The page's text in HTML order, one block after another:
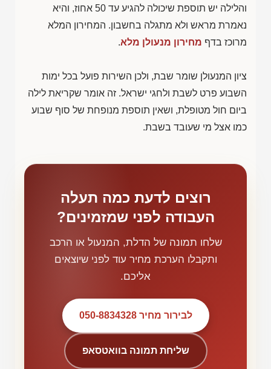
והלילה יש תוספת שיכולה להגיע עד 50 אחוז, והיא
נאמרת מראש ולא מתגלה בחשבון. המחירון המלא
מרוכז בדף מחירון מנעולן מלא.
ציון המנעולן שומר שבת, ולכן השירות פועל בכל ימות
השבוע פרט לשבת ולחגי ישראל. זה אומר שקריאת לילה
ביום חול מטופלת, ושאין תוספת מנופחת של סוף שבוע
כמו אצל מי שעובד בשבת.
רוצים לדעת כמה תעלה
העבודה לפני שמזמינים?
שלחו תמונה של הדלת, המנעול או הרכב
ותקבלו הערכת מחיר עוד לפני שיוצאים
אליכם.
לבירור מחיר 050-8834328
שליחת תמונה בוואטסאפ